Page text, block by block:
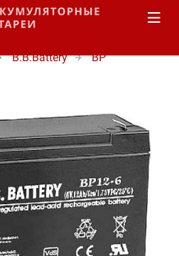
B.B.Battery BP